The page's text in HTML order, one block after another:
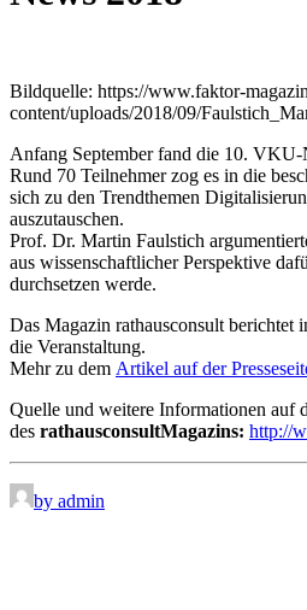
Bildquelle: https://www.faktor-
content/uploads/2018/09/
Anfang September fand die 10.
Rund 70 Teilnehmer zog es in die
sich zu den Trendthemen
auszutauschen.
Prof. Dr. Martin Faulstich
aus wissenschaftlicher Perspektive
durchsetzen werde.
Das Magazin rathausconsult berichtet
die Veranstaltung.
Mehr zu dem Artikel auf der
Quelle und weitere Informationen auf
des rathausconsultMagazins: http://
by admin